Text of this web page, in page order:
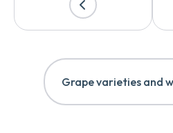
Grape varieties and